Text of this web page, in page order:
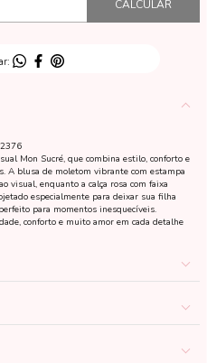
Mon Sucré, que combina estilo, conforto e
A blusa de moletom vibrante com estampa
visual, enquanto a calça rosa com faixa
especialmente para deixar sua filha
para momentos inesquecíveis.
conforto e muito amor em cada detalhe